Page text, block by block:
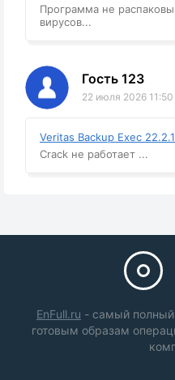
Программа не
вирусов...
Гость 123
22 июля 2026 11:50
Veritas Backup Exec
Crack не работает ...
EnFull.ru - самый
готовым образам